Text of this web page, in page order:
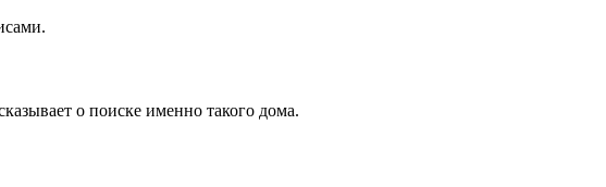
о поиске именно такого дома.